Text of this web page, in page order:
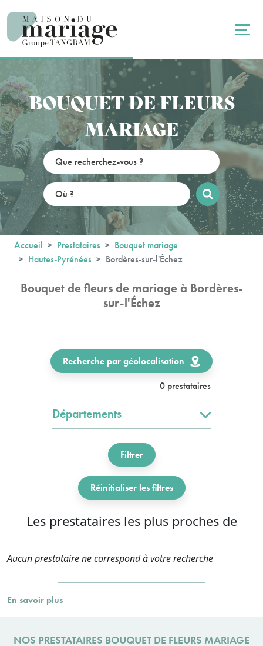
BOUQUET DE FLEURS
MARIAGE
Accueil Prestataires
Bouquet mariage
Hautes-Pyrénées
Bordères-sur-l'Échez
Bouquet de fleurs de mariage à Bordères-
sur-l'Échez
Recherche par géolocalisation
0 prestataires
Départements
Filtrer
Réinitialiser les filtres
Les prestataires les plus proches de
Aucun prestataire ne correspond à votre recherche
En savoir plus
NOS PRESTATAIRES BOUQUET DE FLEURS MARIAGE